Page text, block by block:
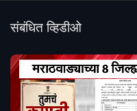
संबंधित व्हिडीओ